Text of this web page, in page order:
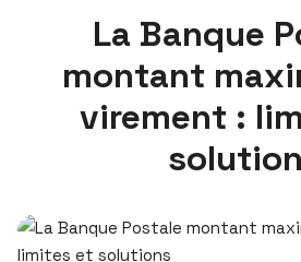
La Banque
montant
virement :